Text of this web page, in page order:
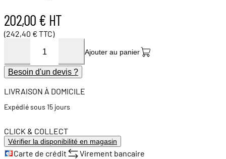
202,00 € HT
(242,40 € TTC)
Ajouter au panier
Besoin d'un devis ?
LIVRAISON À DOMICILE
Expédié sous 15 jours
CLICK & COLLECT
Vérifier la disponibilité en magasin
Carte de crédit
Virement bancaire